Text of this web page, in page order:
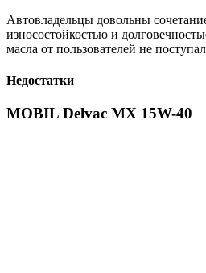
Автовладельцы довольны
износостойкостью и
масла от пользователей не
Недостатки
MOBIL Delvac MX 15W-40